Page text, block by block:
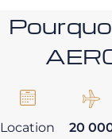
Location
20